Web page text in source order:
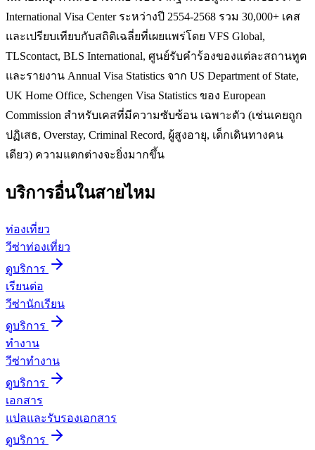
International Visa Center ระหว่างปี 2554-2568 รวม 30,000+ เคส
และเปรียบเทียบกับสถิติเฉลี่ยที่เผยแพร่โดย VFS Global,
TLScontact, BLS International, ศูนย์รับคำร้องของแต่ละสถานทูต
และรายงาน Annual Visa Statistics จาก US Department of State,
UK Home Office, Schengen Visa Statistics ของ European
Commission สำหรับเคสที่มีความซับซ้อน เฉพาะตัว (เช่นเคยถูก
ปฏิเสธ, Overstay, Criminal Record, ผู้สูงอายุ, เด็กเดินทางคน
เดียว) ความแตกต่างจะยิ่งมากขึ้น
บริการอื่นในสายไหม
ท่องเที่ยว
วีซ่าท่องเที่ยว
ดูบริการ
เรียนต่อ
วีซ่านักเรียน
ดูบริการ
ทำงาน
วีซ่าทำงาน
ดูบริการ
เอกสาร
แปลและรับรองเอกสาร
ดูบริการ